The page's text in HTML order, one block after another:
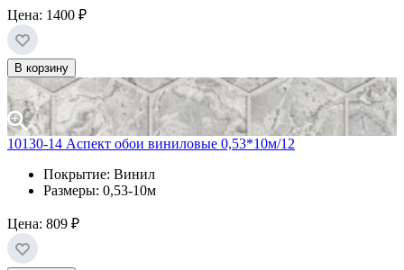
Цена: 1400 ₽
В корзину
10130-14 Аспект обои виниловые 0,53*10м/12
Покрытие: Винил
Размеры: 0,53-10м
Цена: 809 ₽